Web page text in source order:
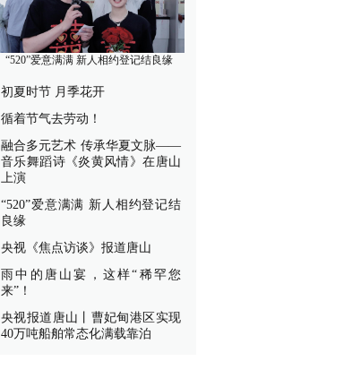
“520”爱意满满 新人相约登记结良缘
初夏时节 月季花开
循着节气去劳动！
融合多元艺术 传承华夏文脉——
音乐舞蹈诗《炎黄风情》在唐山
上演
“520”爱意满满 新人相约登记结
良缘
央视《焦点访谈》报道唐山
雨中的唐山宴，这样“稀罕您
来”！
央视报道唐山丨曹妃甸港区实现
40万吨船舶常态化满载靠泊